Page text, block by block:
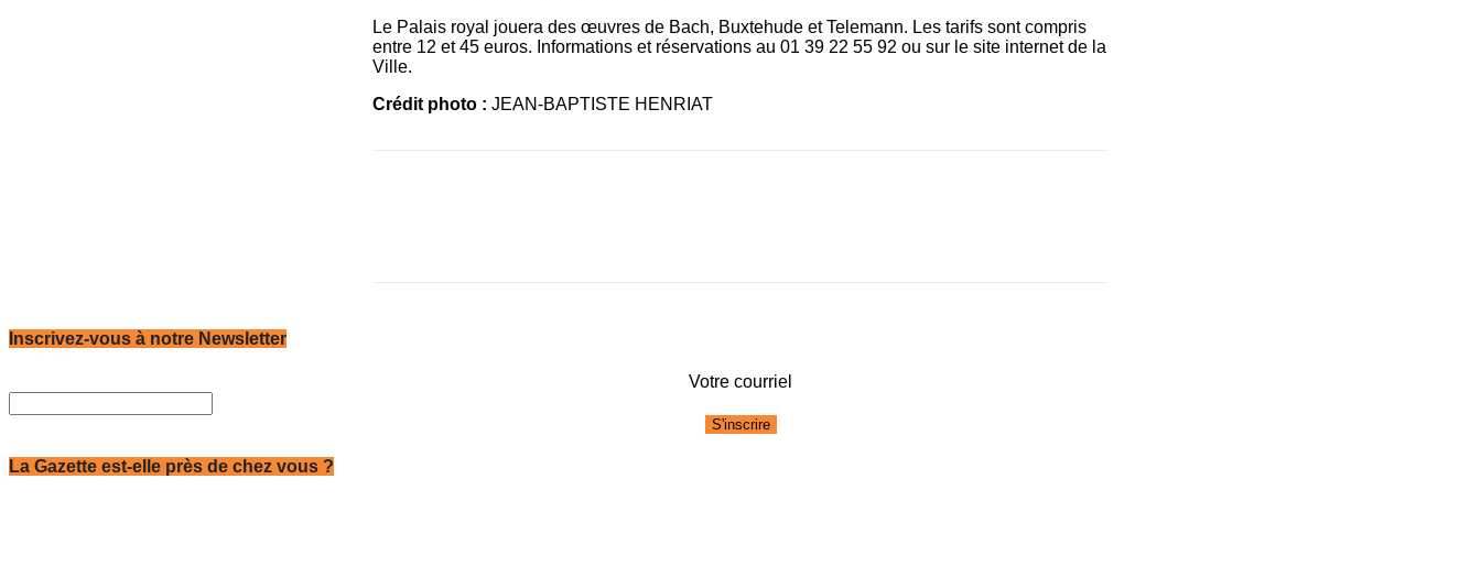
Le Palais royal jouera des œuvres de Bach, Buxtehude et Telemann. Les tarifs sont compris
entre 12 et 45 euros. Informations et réservations au 01 39 22 55 92 ou sur le site internet de la
Ville.
Crédit photo : JEAN-BAPTISTE HENRIAT
Inscrivez-vous à notre Newsletter
Votre courriel
La Gazette est-elle près de chez vous ?